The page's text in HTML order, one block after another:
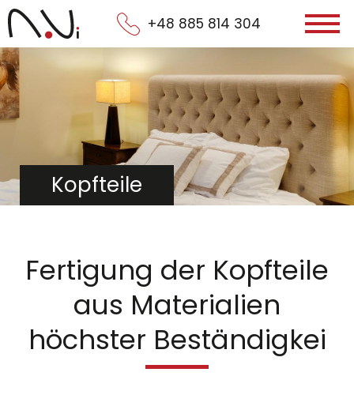
+48 885 814 304
Kopfteile
Fertigung der Kopfteile
aus Materialien
höchster Beständigkei